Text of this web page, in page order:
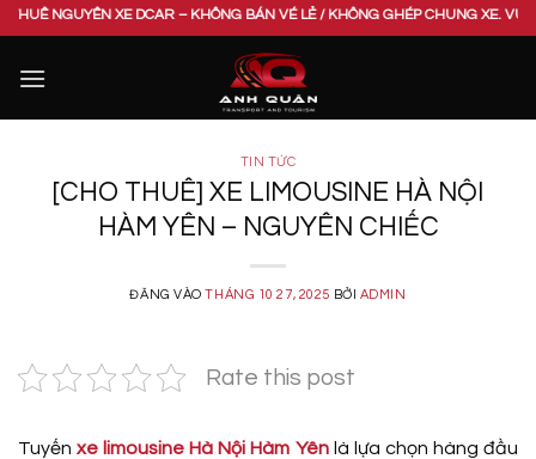
Bỏ
nội
XE DCAR – KHÔNG BÁN VÉ LẺ / KHÔNG GHÉP CHUNG XE. VUI LÒNG
TIN TỨC
[CHO THUÊ] XE LIMOUSINE HÀ NỘI
HÀM YÊN – NGUYÊN CHIẾC
ĐĂNG VÀOTHÁNG 10 27, 2025 BỞI ADMIN
Rate this post
Tuyếnxe limousine Hà Nội Hàm Yênlà lựa chọn hàng đầu